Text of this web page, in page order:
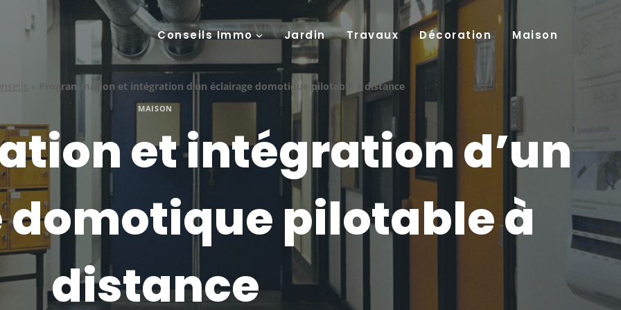
Conseils Immo Jardin Travaux Décoration Maison
Programmation et intégration d’un éclairage domotique pilotable à distance
MAISON
et intégration d’un
pilotable à
distance